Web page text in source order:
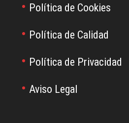
Política de Cookies
Política de Calidad
Política de Privacidad
Aviso Legal